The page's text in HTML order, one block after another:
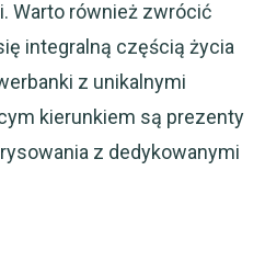
Warto również zwrócić
integralną częścią życia
z unikalnymi
kierunkiem są prezenty
z dedykowanymi